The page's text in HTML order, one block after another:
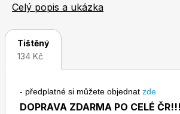
originální minifigurku LEGO®
Celý popis a ukázka
Tištěný
134 Kč
- předplatné si můžete objednat zde
DOPRAVA ZDARMA PO